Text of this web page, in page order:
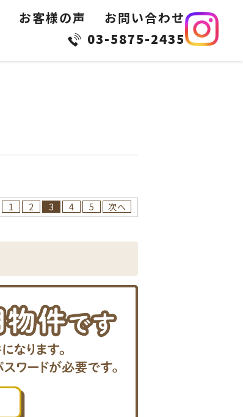
お客様の声
お問い合わせ
03-5875-2435
1 2 3 4 5
次へ